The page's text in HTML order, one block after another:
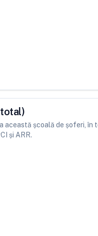
total)
această școală de șoferi, în
și ARR.